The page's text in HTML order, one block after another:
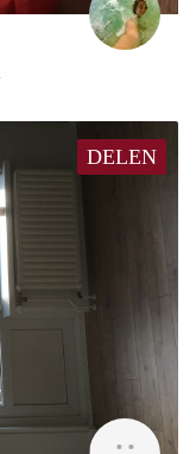
DELEN